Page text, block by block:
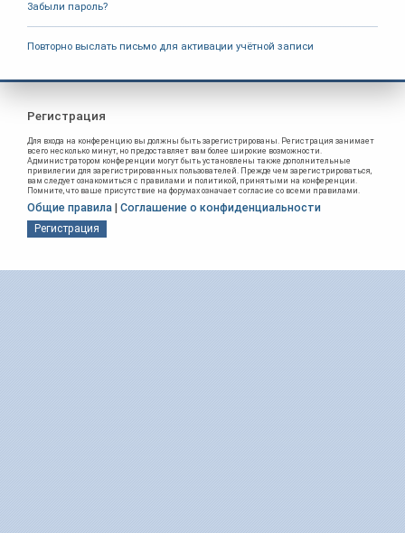
Забыли пароль?
Повторно выслать письмо для активации учётной записи
Регистрация
Для входа на конференцию вы должны быть зарегистрированы. Регистрация занимает
всего несколько минут, но предоставляет вам более широкие возможности.
Администратором конференции могут быть установлены также дополнительные
привилегии для зарегистрированных пользователей. Прежде чем зарегистрироваться,
вам следует ознакомиться с правилами и политикой, принятыми на конференции.
Помните, что ваше присутствие на форумах означает согласие со всеми правилами.
Общие правила
Соглашение о конфиденциальности
Регистрация